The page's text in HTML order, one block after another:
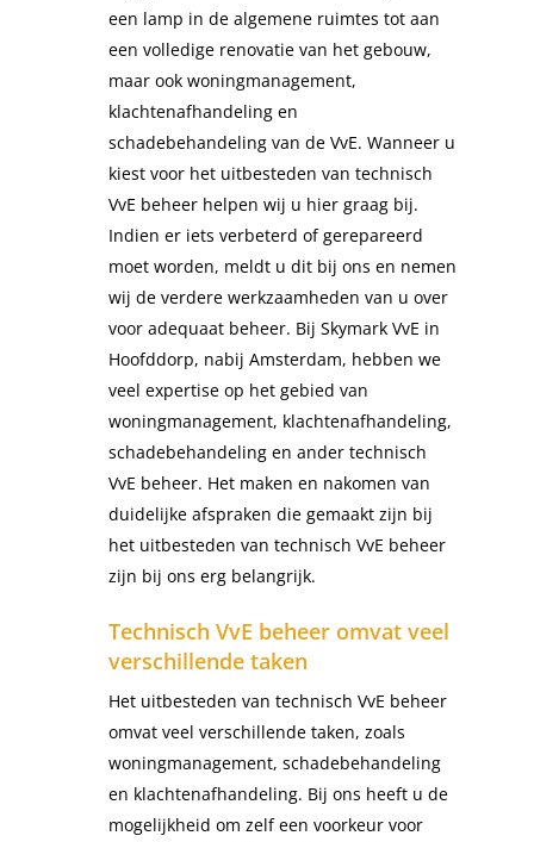
een lamp in de algemene ruimtes tot aan
een volledige renovatie van het gebouw,
maar ook woningmanagement,
klachtenafhandeling en
schadebehandeling van de VvE. Wanneer u
kiest voor het uitbesteden van technisch
VvE beheer helpen wij u hier graag bij.
Indien er iets verbeterd of gerepareerd
moet worden, meldt u dit bij ons en nemen
wij de verdere werkzaamheden van u over
voor adequaat beheer. Bij Skymark VvE in
Hoofddorp, nabij Amsterdam, hebben we
veel expertise op het gebied van
woningmanagement, klachtenafhandeling,
schadebehandeling en ander technisch
VvE beheer. Het maken en nakomen van
duidelijke afspraken die gemaakt zijn bij
het uitbesteden van technisch VvE beheer
zijn bij ons erg belangrijk.
Technisch VvE beheer omvat veel
verschillende taken
Het uitbesteden van technisch VvE beheer
omvat veel verschillende taken, zoals
woningmanagement, schadebehandeling
en klachtenafhandeling. Bij ons heeft u de
mogelijkheid om zelf een voorkeur voor